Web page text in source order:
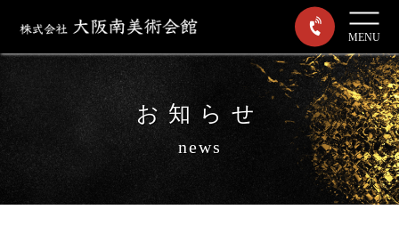
MENU
お知らせ
news